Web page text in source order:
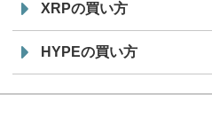
XRPの買い方
HYPEの買い方